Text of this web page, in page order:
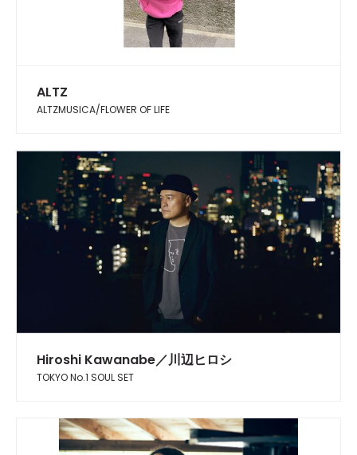
ALTZ
ALTZMUSICA/FLOWER OF LIFE
Hiroshi Kawanabe／川辺ヒロシ
TOKYO No.1 SOUL SET